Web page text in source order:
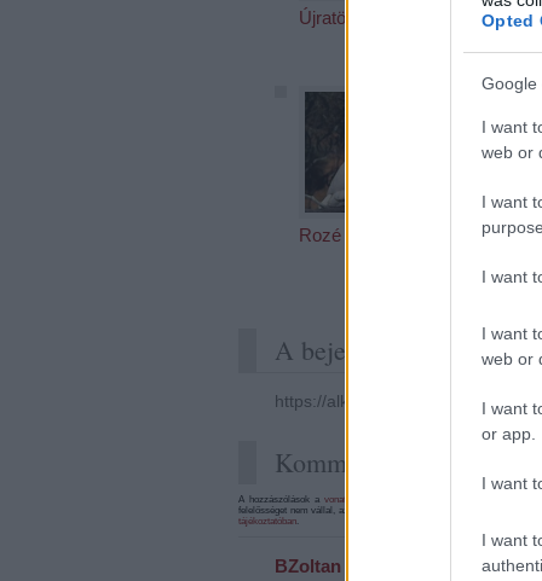
Opted
Google
I want
web or
I want
I want
I want
web or
I want
or app.
I want
I want
Újratöltve
Szepsy
Rozé update Villány
A bejegyzés trackback
https://alkoholista.blog.hu/api/
Kommentek:
A hozzászólások a vonatkozó jogszabályok
felelősséget nem vállal, azokat nem ellenőrzi. Kifogás esetén forduljon
tájékoztatóban.
BZoltan http://www.juhfark.hu